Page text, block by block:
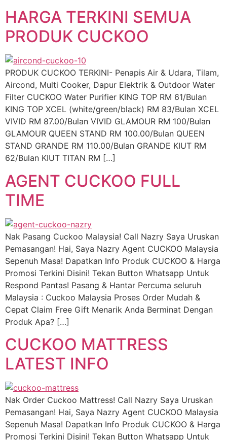
HARGA TERKINI SEMUA
PRODUK CUCKOO
PRODUK CUCKOO TERKINI- Penapis Air & Udara, Tilam,
Aircond, Multi Cooker, Dapur Elektrik & Outdoor Water
Filter CUCKOO Water Purifier KING TOP RM 61/Bulan
KING TOP XCEL (white/green/black) RM 83/Bulan XCEL
VIVID RM 87.00/Bulan VIVID GLAMOUR RM 100/Bulan
GLAMOUR QUEEN STAND RM 100.00/Bulan QUEEN
STAND GRANDE RM 110.00/Bulan GRANDE KIUT RM
62/Bulan KIUT TITAN RM […]
AGENT CUCKOO FULL
TIME
Nak Pasang Cuckoo Malaysia! Call Nazry Saya Uruskan
Pemasangan! Hai, Saya Nazry Agent CUCKOO Malaysia
Sepenuh Masa! Dapatkan Info Produk CUCKOO & Harga
Promosi Terkini Disini! Tekan Button Whatsapp Untuk
Respond Pantas! Pasang & Hantar Percuma seluruh
Malaysia : Cuckoo Malaysia Proses Order Mudah &
Cepat Claim Free Gift Menarik Anda Berminat Dengan
Produk Apa? […]
CUCKOO MATTRESS
LATEST INFO
Nak Order Cuckoo Mattress! Call Nazry Saya Uruskan
Pemasangan! Hai, Saya Nazry Agent CUCKOO Malaysia
Sepenuh Masa! Dapatkan Info Produk CUCKOO & Harga
Promosi Terkini Disini! Tekan Button Whatsapp Untuk